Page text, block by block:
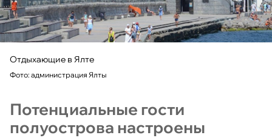
Отдыхающие в Ялте
Фото: администрация Ялты
Потенциальные гости
полуострова настроены